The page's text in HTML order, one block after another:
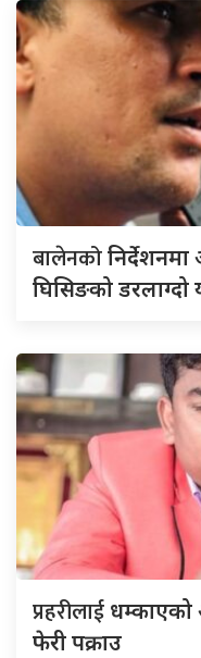
बालेनको
घिसिङको डरलाग्दो
प्रहरीलाई
फेरी पक्राउ